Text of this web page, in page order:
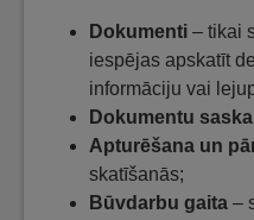
Dokumenti – tikai
iespējas apskatīt
informāciju vai
Dokumentu
Apturēšana un
skatīšanās;
Būvdarbu gaita –